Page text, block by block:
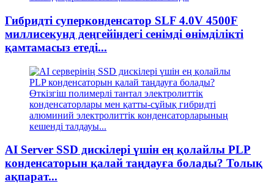
Гибридті суперконденсатор SLF 4.0V 4500F
миллисекунд деңгейіндегі сенімді өнімділікті
қамтамасыз етеді...
AI Server SSD дискілері үшін ең қолайлы PLP
конденсаторын қалай таңдауға болады? Толық
ақпарат...